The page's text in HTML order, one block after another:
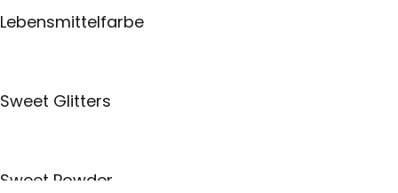
Lebensmittelfarbe
Sweet Glitters
Sweet Powder